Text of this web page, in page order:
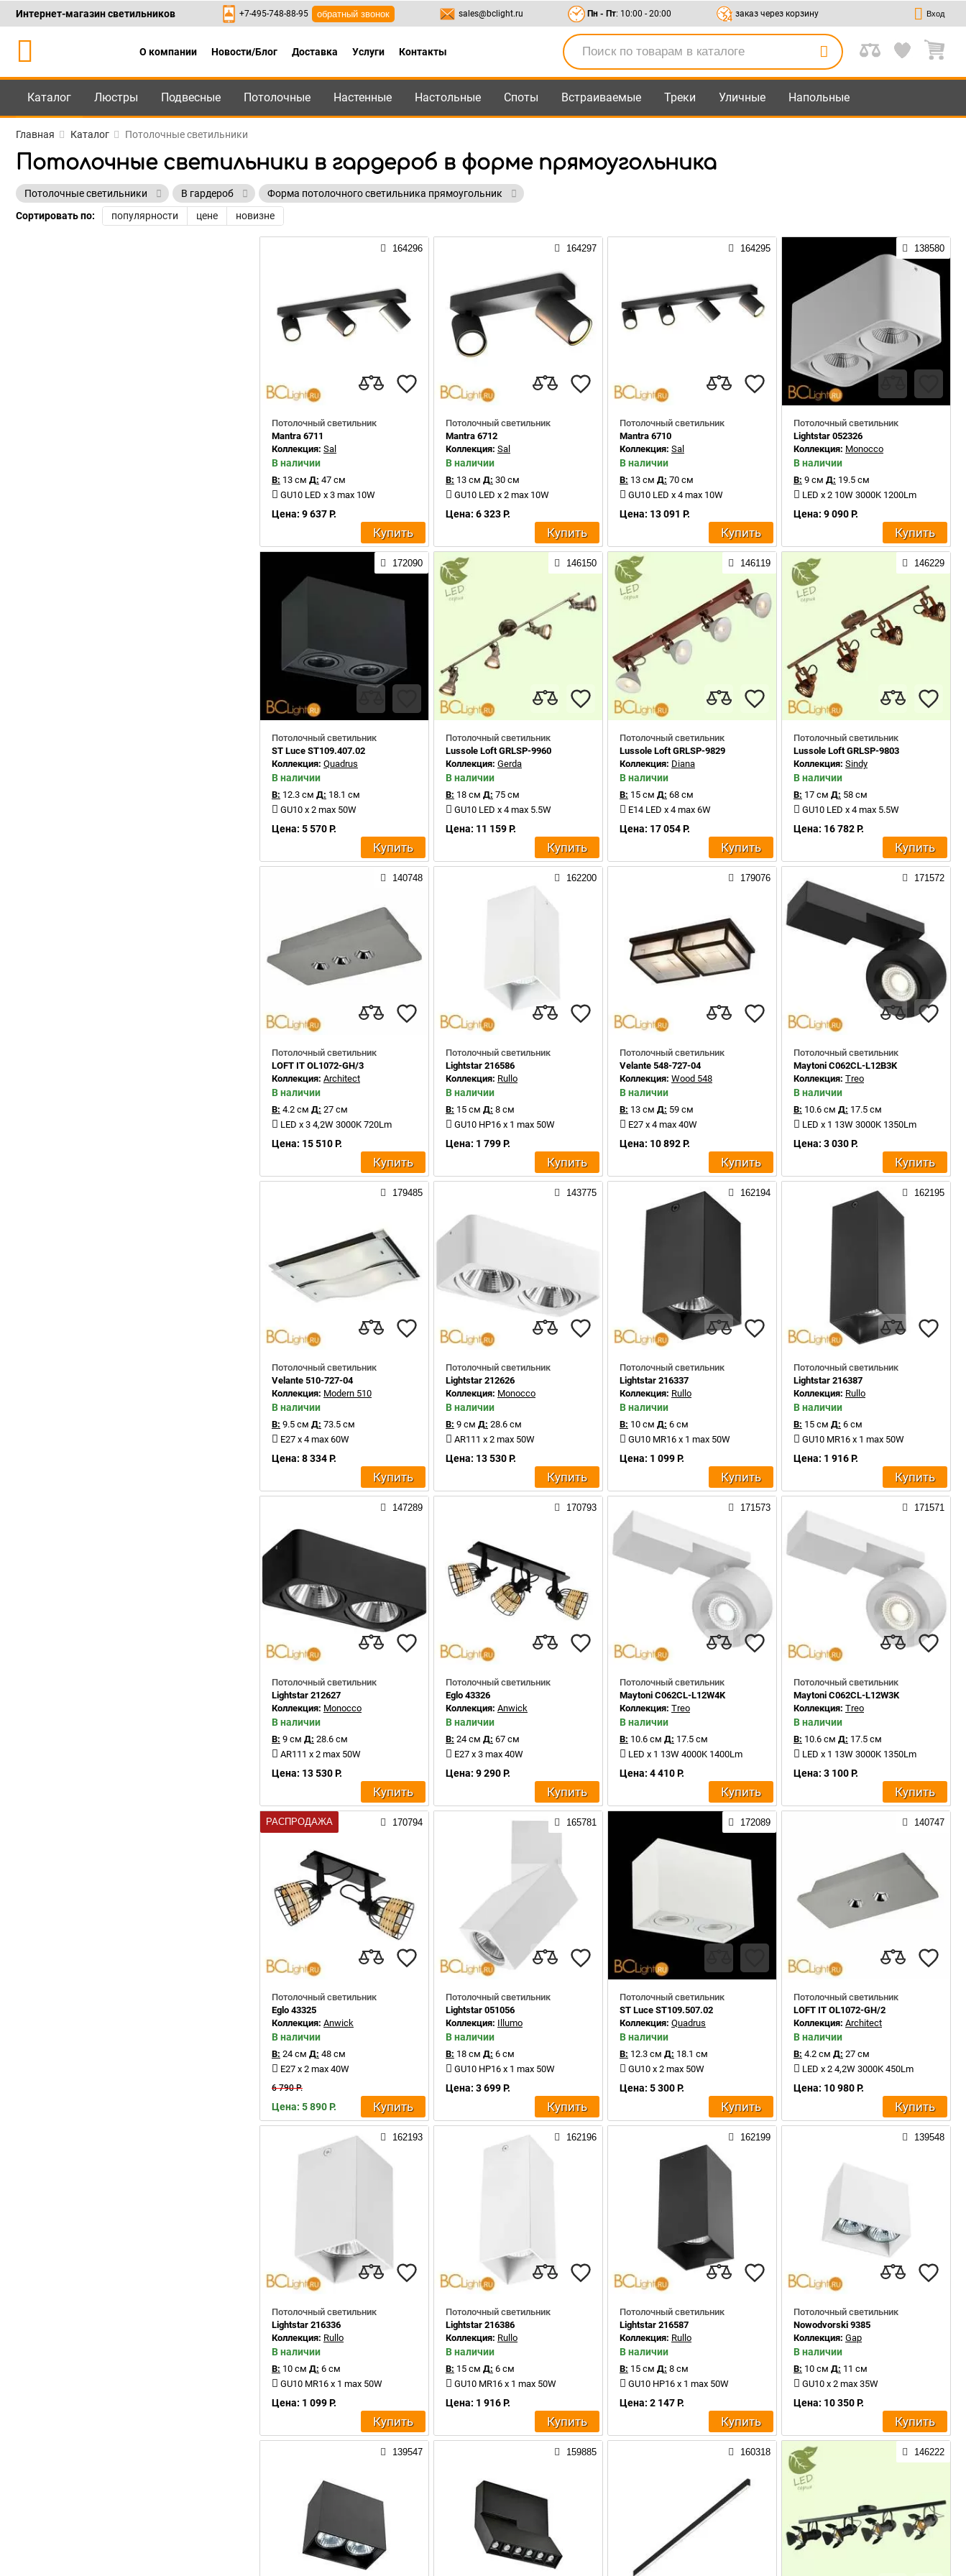
Каталог +7-495-748-88-95 ,8-800-550-95-45 sales@bclight.ru
Интернет-магазин светильников +7-495-748-88-95 обратный звонок sales@bclight.ru Пн - Пт: 10:00 - 20:00 заказ через корзину Вход
О компании Новости/Блог Доставка Услуги Контакты
Каталог Люстры Подвесные Потолочные Настенные Настольные Споты Встраиваемые Треки Уличные Напольные
Главная Каталог Потолочные светильники
Потолочные светильники в гардероб в форме прямоугольника
Потолочные светильники В гардероб
Форма потолочного светильника прямоугольник
Сортировать по:
популярности цене новизне
164296
Потолочный светильник
Mantra 6711
Коллекция: Sal
В наличии
В: 13 см Д: 47 см
GU10 LED x 3 max 10W
Цена: 9 637 Р.
Купить
164297
Потолочный светильник
Mantra 6712
Коллекция: Sal
В наличии
В: 13 см Д: 30 см
GU10 LED x 2 max 10W
Цена: 6 323 Р.
Купить
164295
Потолочный светильник
Mantra 6710
Коллекция: Sal
В наличии
В: 13 см Д: 70 см
GU10 LED x 4 max 10W
Цена: 13 091 Р.
Купить
138580
Потолочный светильник
Lightstar 052326
Коллекция: Monocco
В наличии
В: 9 см Д: 19.5 см
LED x 2 10W 3000K 1200Lm
Цена: 9 090 Р.
Купить
172090
Потолочный светильник
ST Luce ST109.407.02
Коллекция: Quadrus
В наличии
В: 12.3 см Д: 18.1 см
GU10 x 2 max 50W
Цена: 5 570 Р.
Купить
146150
Потолочный светильник
Lussole Loft GRLSP-9960
Коллекция: Gerda
В наличии
В: 18 см Д: 75 см
GU10 LED x 4 max 5.5W
Цена: 11 159 Р.
Купить
146119
Потолочный светильник
Lussole Loft GRLSP-9829
Коллекция: Diana
В наличии
В: 15 см Д: 68 см
E14 LED x 4 max 6W
Цена: 17 054 Р.
Купить
146229
Потолочный светильник
Lussole Loft GRLSP-9803
Коллекция: Sindy
В наличии
В: 17 см Д: 58 см
GU10 LED x 4 max 5.5W
Цена: 16 782 Р.
Купить
140748
Потолочный светильник
LOFT IT OL1072-GH/3
Коллекция: Architect
В наличии
В: 4.2 см Д: 27 см
LED x 3 4,2W 3000K 720Lm
Цена: 15 510 Р.
Купить
162200
Потолочный светильник
Lightstar 216586
Коллекция: Rullo
В наличии
В: 15 см Д: 8 см
GU10 HP16 x 1 max 50W
Цена: 1 799 Р.
Купить
179076
Потолочный светильник
Velante 548-727-04
Коллекция: Wood 548
В наличии
В: 13 см Д: 59 см
E27 x 4 max 40W
Цена: 10 892 Р.
Купить
171572
Потолочный светильник
Maytoni C062CL-L12B3K
Коллекция: Treo
В наличии
В: 10.6 см Д: 17.5 см
LED x 1 13W 3000K 1350Lm
Цена: 3 030 Р.
Купить
179485
Потолочный светильник
Velante 510-727-04
Коллекция: Modern 510
В наличии
В: 9.5 см Д: 73.5 см
E27 x 4 max 60W
Цена: 8 334 Р.
Купить
143775
Потолочный светильник
Lightstar 212626
Коллекция: Monocco
В наличии
В: 9 см Д: 28.6 см
AR111 x 2 max 50W
Цена: 13 530 Р.
Купить
162194
Потолочный светильник
Lightstar 216337
Коллекция: Rullo
В наличии
В: 10 см Д: 6 см
GU10 MR16 x 1 max 50W
Цена: 1 099 Р.
Купить
162195
Потолочный светильник
Lightstar 216387
Коллекция: Rullo
В наличии
В: 15 см Д: 6 см
GU10 MR16 x 1 max 50W
Цена: 1 916 Р.
Купить
147289
Потолочный светильник
Lightstar 212627
Коллекция: Monocco
В наличии
В: 9 см Д: 28.6 см
AR111 x 2 max 50W
Цена: 13 530 Р.
Купить
170793
Потолочный светильник
Eglo 43326
Коллекция: Anwick
В наличии
В: 24 см Д: 67 см
E27 x 3 max 40W
Цена: 9 290 Р.
Купить
171573
Потолочный светильник
Maytoni C062CL-L12W4K
Коллекция: Treo
В наличии
В: 10.6 см Д: 17.5 см
LED x 1 13W 4000K 1400Lm
Цена: 4 410 Р.
Купить
171571
Потолочный светильник
Maytoni C062CL-L12W3K
Коллекция: Treo
В наличии
В: 10.6 см Д: 17.5 см
LED x 1 13W 3000K 1350Lm
Цена: 3 100 Р.
Купить
РАСПРОДАЖА 170794
Потолочный светильник
Eglo 43325
Коллекция: Anwick
В наличии
В: 24 см Д: 48 см
E27 x 2 max 40W
6 790 Р.
Цена: 5 890 Р. Купить
165781
Потолочный светильник
Lightstar 051056
Коллекция: Illumo
В наличии
В: 18 см Д: 6 см
GU10 HP16 x 1 max 50W
Цена: 3 699 Р.
Купить
172089
Потолочный светильник
ST Luce ST109.507.02
Коллекция: Quadrus
В наличии
В: 12.3 см Д: 18.1 см
GU10 x 2 max 50W
Цена: 5 300 Р.
Купить
140747
Потолочный светильник
LOFT IT OL1072-GH/2
Коллекция: Architect
В наличии
В: 4.2 см Д: 27 см
LED x 2 4,2W 3000K 450Lm
Цена: 10 980 Р.
Купить
162193
Потолочный светильник
Lightstar 216336
Коллекция: Rullo
В наличии
В: 10 см Д: 6 см
GU10 MR16 x 1 max 50W
Цена: 1 099 Р.
Купить
162196
Потолочный светильник
Lightstar 216386
Коллекция: Rullo
В наличии
В: 15 см Д: 6 см
GU10 MR16 x 1 max 50W
Цена: 1 916 Р.
Купить
162199
Потолочный светильник
Lightstar 216587
Коллекция: Rullo
В наличии
В: 15 см Д: 8 см
GU10 HP16 x 1 max 50W
Цена: 2 147 Р.
Купить
139548
Потолочный светильник
Nowodvorski 9385
Коллекция: Gap
В наличии
В: 10 см Д: 11 см
GU10 x 2 max 35W
Цена: 10 350 Р.
Купить
139547 159885 160318 146222